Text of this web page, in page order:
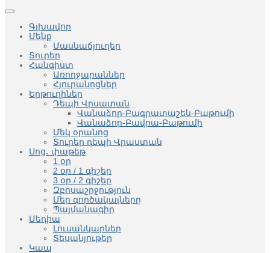
Գլխավոր
Մենք
Մասնաճյուղեր
Տուրեր
Հանգիստ
Առողջարաններ
Հյուրանոցներ
Երթուղիներ
Դեպի Վրսատան
Վանաձոր-Բագրատաշեն-Բաթումի
Վանաձոր-Բավրա-Բաթումի
Մեկ օրանոց
Տուրեր դեպի Վրաստան
Սոց․ փաթեթ
1 օր
2 օր / 1 գիշեր
3 օր / 2 գիշեր
Զբոսաշրջություն
Մեր գործակալները
Պայմանագիր
Մեդիա
Լուսանկարներ
Տեսանյութեր
Կապ